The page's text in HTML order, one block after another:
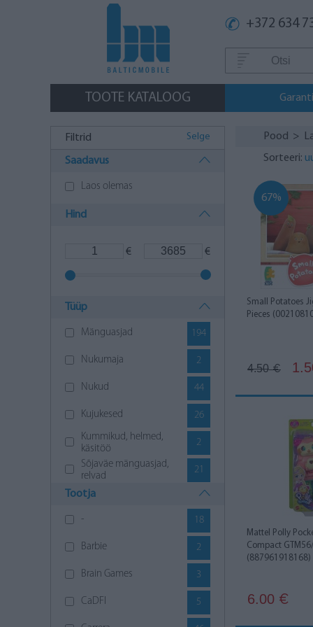
+372 634
TOOTE KATALOOG
Filtrid Selge
Saadavus
Laos olemas
Hind
€ €
Tüüp
Mänguasjad 194
Nukumaja 2
Nukud 44
Kujukesed 26
Kummikud, helmed,
käsitöö
2
Sõjaväe mänguasjad,
relvad
21
Mõistatused 10
5
Pehmed mänguasjad 0
Loomingulised
23
Köögid, nõud,
25
Tootja
- 18
Barbie 2
Brain Games 3
CaDFI 5
Pood >
Sorteeri:
Small Potatoes
Pieces
67%
4.50€
Mattel Polly
Compact
(887961918168)
6.00 €